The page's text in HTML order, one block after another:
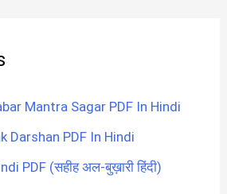
Mantra Sagar PDF In Hindi
Darshan PDF In Hindi
PDF (सहीह अल-बुख़ारी हिंदी)